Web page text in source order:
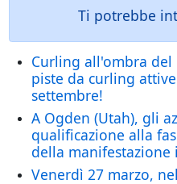
Ti potrebbe
Curling all'ombra del
piste da curling
settembre!
A Ogden (Utah), gli
qualificazione alla
della manifestazione
Venerdì 27 marzo,